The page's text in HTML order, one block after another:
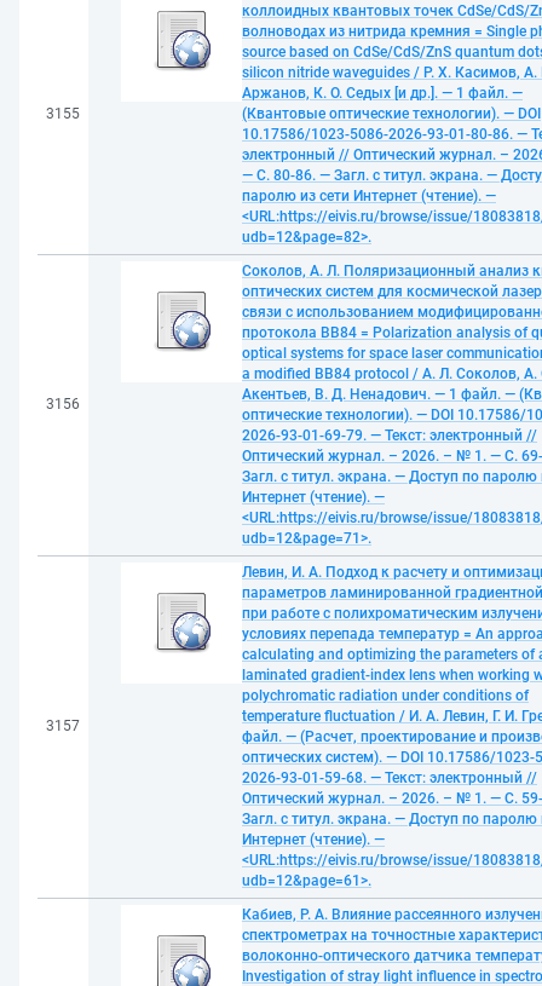
3155
коллоидных квантовых точек CdSe/CdS/
волноводах из нитрида кремния = Single
source based on CdSe/CdS/ZnS quantum
silicon nitride waveguides / Р. Х. Касимов, А.
Аржанов, К. О. Седых [и др.]. — 1 файл. —
(Квантовые оптические технологии). — DOI
10.17586/1023-5086-2026-93-01-80-86. —
электронный // Оптический журнал. –
— С. 80-86. — Загл. с титул. экрана. —
паролю из сети Интернет (чтение). —
<URL:https://eivis.ru/browse/issue/
udb=12&page=82>.
3156
Соколов, А. Л. Поляризационный анализ
оптических систем для космической
связи с использованием
протокола BB84 = Polarization analysis of
optical systems for space laser
a modified BB84 protocol / А. Л. Соколов, А.
Акентьев, В. Д. Ненадович. — 1 файл. —
оптические технологии). — DOI 10.17586/
2026-93-01-69-79. — Текст: электронный //
Оптический журнал. – 2026. – № 1. — С.
Загл. с титул. экрана. — Доступ по паролю
Интернет (чтение). —
<URL:https://eivis.ru/browse/issue/
udb=12&page=71>.
3157
Левин, И. А. Подход к расчету и
параметров ламинированной
при работе с полихроматическим
условиях перепада температур = An
calculating and optimizing the parameters of
laminated gradient-index lens when working
polychromatic radiation under conditions of
temperature fluctuation / И. А. Левин, Г. И.
файл. — (Расчет, проектирование и
оптических систем). — DOI 10.17586/1023-
2026-93-01-59-68. — Текст: электронный //
Оптический журнал. – 2026. – № 1. — С.
Загл. с титул. экрана. — Доступ по паролю
Интернет (чтение). —
<URL:https://eivis.ru/browse/issue/
udb=12&page=61>.
Кабиев, Р. А. Влияние рассеянного
спектрометрах на точностные
волоконно-оптического датчика
Investigation of stray light influence in